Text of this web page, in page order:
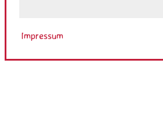
Impressum